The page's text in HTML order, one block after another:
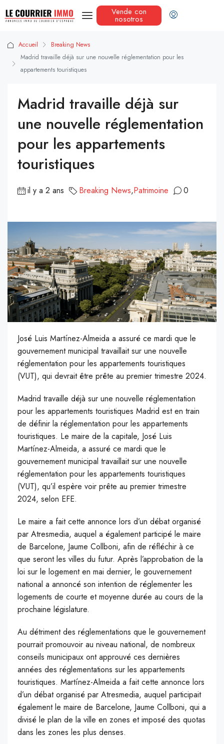
Vende con
nosotros
Accueil
Breaking News
Madrid travaille déjà sur une nouvelle réglementation pour les
appartements touristiques
Madrid travaille déjà sur
une nouvelle réglementation
pour les appartements
touristiques
il y a 2 ans Breaking News,Patrimoine 0
José Luis Martínez-Almeida a assuré ce mardi que le
gouvernement municipal travaillait sur une nouvelle
réglementation pour les appartements touristiques
(VUT), qui devrait être prête au premier trimestre 2024.
Madrid travaille déjà sur une nouvelle réglementation
pour les appartements touristiques Madrid est en train
de définir la réglementation pour les appartements
touristiques. Le maire de la capitale, José Luis
Martínez-Almeida, a assuré ce mardi que le
gouvernement municipal travaillait sur une nouvelle
réglementation pour les appartements touristiques
(VUT), qu’il espère voir prête au premier trimestre
2024, selon EFE.
Le maire a fait cette annonce lors d’un débat organisé
par Atresmedia, auquel a également participé le maire
de Barcelone, Jaume Collboni, afin de réfléchir à ce
que seront les villes du futur. Après l’approbation de la
loi sur le logement en mai dernier, le gouvernement
national a annoncé son intention de réglementer les
logements de courte et moyenne durée au cours de la
prochaine législature.
Au détriment des réglementations que le gouvernement
pourrait promouvoir au niveau national, de nombreux
conseils municipaux ont approuvé ces dernières
années des réglementations sur les appartements
touristiques. Martínez-Almeida a fait cette annonce lors
d’un débat organisé par Atresmedia, auquel participait
également le maire de Barcelone, Jaume Collboni, qui a
divisé le plan de la ville en zones et imposé des quotas
dans les zones les plus denses.